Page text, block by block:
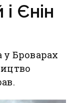
Єнін
у Броварах